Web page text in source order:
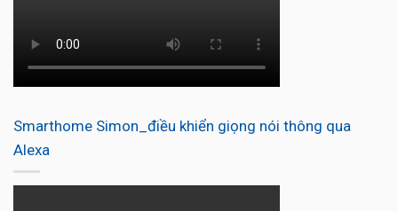
Smarthome Simon_điều khiển giọng nói thông qua
Alexa